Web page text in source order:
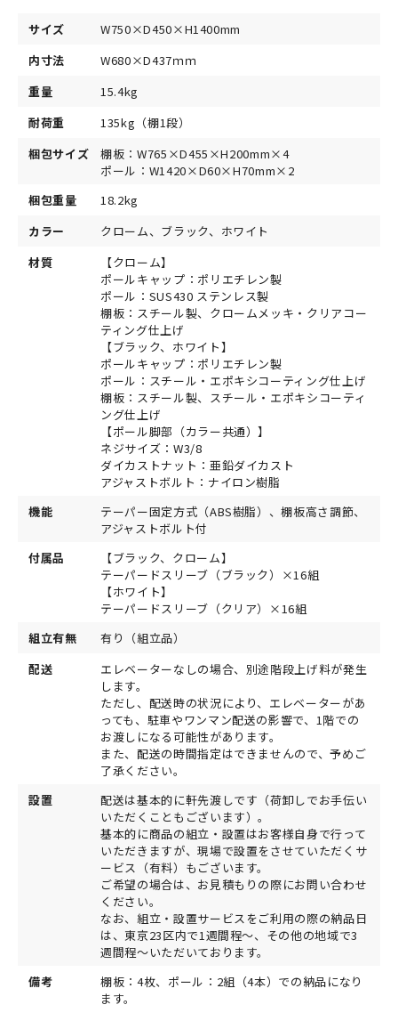
サイズ
W750×D450×H1400mm
内寸法
W680×D437ｍｍ
重量
15.4kg
耐荷重
135kg（棚1段）
梱包サイズ
棚板：W765×D455×H200mm×4
ポール：W1420×D60×H70mm×2
梱包重量
18.2kg
カラー
クローム、ブラック、ホワイト
材質
【クローム】
ポールキャップ：ポリエチレン製
ポール：SUS430 ステンレス製
棚板：スチール製、クロームメッキ・クリアコー
ティング仕上げ
【ブラック、ホワイト】
ポールキャップ：ポリエチレン製
ポール：スチール・エポキシコーティング仕上げ
棚板：スチール製、スチール・エポキシコーティ
ング仕上げ
【ポール脚部（カラー共通）】
ネジサイズ：W3/8
ダイカストナット：亜鉛ダイカスト
アジャストボルト：ナイロン樹脂
機能
テーパー固定方式（ABS樹脂）、棚板高さ調節、
アジャストボルト付
付属品
【ブラック、クローム】
テーパードスリーブ（ブラック）×16組
【ホワイト】
テーパードスリーブ（クリア）×16組
組立有無
有り（組立品）
配送
エレベーターなしの場合、別途階段上げ料が発生
します。
ただし、配送時の状況により、エレベーターがあ
っても、駐車やワンマン配送の影響で、1階での
お渡しになる可能性があります。
また、配送の時間指定はできませんので、予めご
了承ください。
設置
配送は基本的に軒先渡しです（荷卸しでお手伝い
いただくこともございます）。
基本的に商品の組立・設置はお客様自身で行って
いただきますが、現場で設置をさせていただくサ
ービス（有料）もございます。
ご希望の場合は、お見積もりの際にお問い合わせ
ください。
なお、組立・設置サービスをご利用の際の納品日
は、東京23区内で1週間程～、その他の地域で3
週間程～いただいております。
備考
棚板：4枚、ポール：2組（4本）での納品になり
ます。